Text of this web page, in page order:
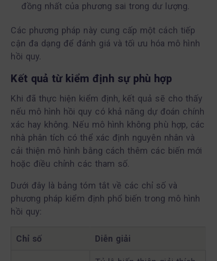
đồng nhất của phương sai trong dư lượng.
Các phương pháp này cung cấp một cách tiếp
cận đa dạng để đánh giá và tối ưu hóa mô hình
hồi quy.
Kết quả từ kiểm định sự phù hợp
Khi đã thực hiện kiểm định, kết quả sẽ cho thấy
nếu mô hình hồi quy có khả năng dự đoán chính
xác hay không. Nếu mô hình không phù hợp, các
nhà phân tích có thể xác định nguyên nhân và
cải thiện mô hình bằng cách thêm các biến mới
hoặc điều chỉnh các tham số.
Dưới đây là bảng tóm tắt về các chỉ số và
phương pháp kiểm định phổ biến trong mô hình
hồi quy:
Chỉ số Diễn giải